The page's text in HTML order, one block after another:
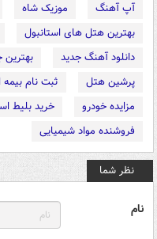
آپ آهنگ موزیک شاه
بهترین هتل های استانبول
دانلود آهنگ جدید
بهترین
پرشین هتل
ثبت نام بیمه
مزایده خودرو
خرید بلیط
فروشنده مواد شیمیایی
نظر شما
نام